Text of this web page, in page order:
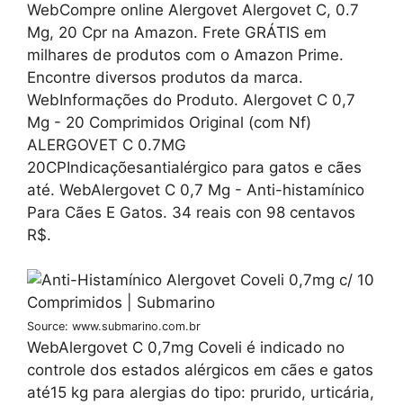
WebCompre online Alergovet Alergovet C, 0.7
Mg, 20 Cpr na Amazon. Frete GRÁTIS em
milhares de produtos com o Amazon Prime.
Encontre diversos produtos da marca.
WebInformações do Produto. Alergovet C 0,7
Mg - 20 Comprimidos Original (com Nf)
ALERGOVET C 0.7MG
20CPIndicaçõesantialérgico para gatos e cães
até. WebAlergovet C 0,7 Mg - Anti-histamínico
Para Cães E Gatos. 34 reais con 98 centavos
R$.
Source: www.submarino.com.br
WebAlergovet C 0,7mg Coveli é indicado no
controle dos estados alérgicos em cães e gatos
até15 kg para alergias do tipo: prurido, urticária,